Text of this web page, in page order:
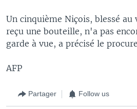
Un cinquième Niçois, blessé au
reçu une bouteille, n'a pas
garde à vue, a précisé le
AFP
Partager Follow us